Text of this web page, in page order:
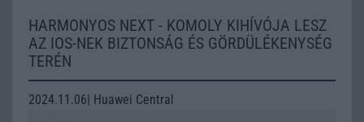
HARMONYOS NEXT - KOMOLY KIHÍVÓJA LESZ
AZ IOS-NEK BIZTONSÁG ÉS GÖRDÜLÉKENYSÉG
TERÉN
2024.11.06| Huawei Central